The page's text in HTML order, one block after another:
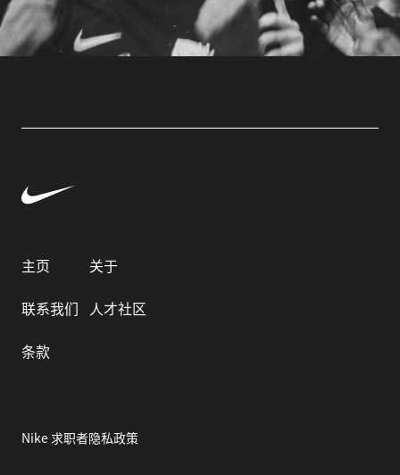
主页
关于
联系我们
人才社区
条款
Nike 求职者隐私政策